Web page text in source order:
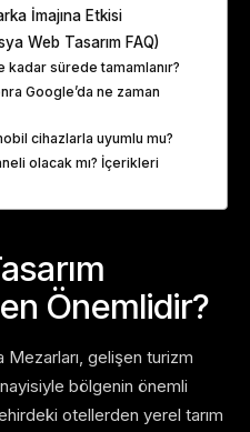
İmajına Etkisi
Web Tasarım FAQ)
kadar sürede tamamlanır?
Google’da ne zaman
cihazlarla uyumlu mu?
olacak mı? İçerikleri
Önemlidir?
gelişen turizm
bölgenin önemli
otellerden yerel tarım